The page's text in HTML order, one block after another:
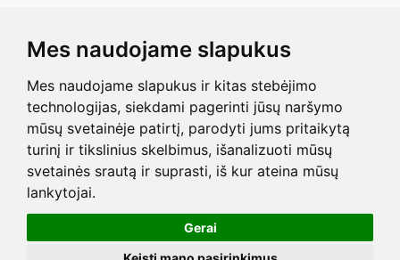
Mes naudojame slapukus
Mes naudojame slapukus ir kitas stebėjimo
technologijas, siekdami pagerinti jūsų naršymo
mūsų svetainėje patirtį, parodyti jums pritaikytą
turinį ir tikslinius skelbimus, išanalizuoti mūsų
svetainės srautą ir suprasti, iš kur ateina mūsų
lankytojai.
Gerai
Apie mus
Copyright © 2026 Com+. Visos teisės saugomos.